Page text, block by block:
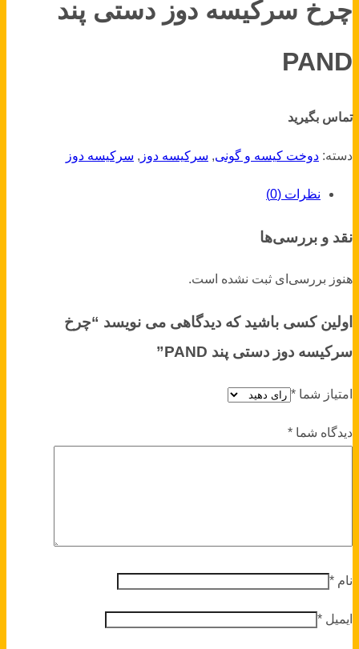
چرخ سرکیسه دوز دستی پند
PAND
تماس بگیرید
دسته: دوخت کیسه و گونی, سرکیسه دوز , سرکیسه دوز
نظرات (0)
نقد و بررسی‌ها
هنوز بررسی‌ای ثبت نشده است.
اولین کسی باشید که دیدگاهی می نویسد “چرخ
سرکیسه دوز دستی پند PAND”
امتیاز شما *
دیدگاه شما *
نام *
ایمیل *